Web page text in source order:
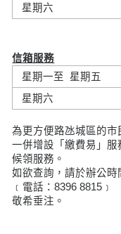
星期六
信箱服務
星期一至 星期五
星期六
為更方便路氹城區的
一併增設「繳費易」
候領服務。
如欲查詢，請於辦公
﹝電話：8396 8815﹞
敬希垂注。